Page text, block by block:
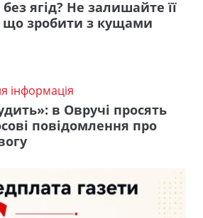
ягід? Не залишайте її
що зробити з кущами
інформація
в Овручі просять
повідомлення про